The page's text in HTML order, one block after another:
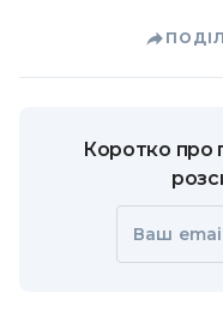
Коротко про
Ваш email